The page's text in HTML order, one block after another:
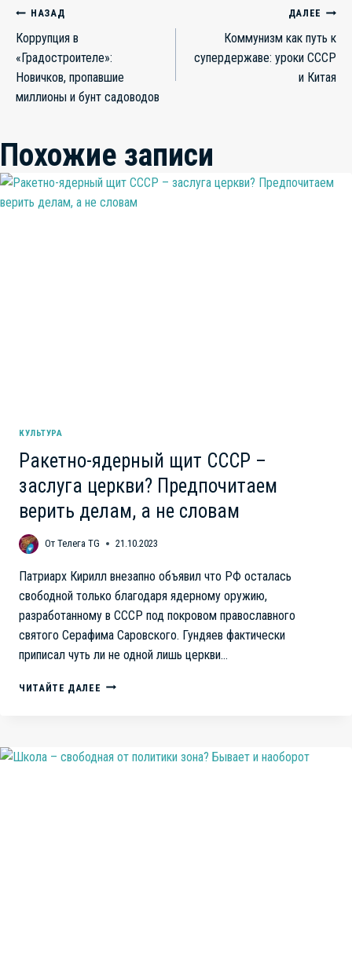
Навигация
по
записям
НАЗАД
Коррупция в
«Градостроителе»:
Новичков, пропавшие
миллионы и бунт садоводов
ДАЛЕЕ
Коммунизм как путь к
супердержаве: уроки СССР
и Китая
Похожие записи
КУЛЬТУРА
Ракетно-ядерный щит СССР –
заслуга церкви? Предпочитаем
верить делам, а не словам
От Телега TG 21.10.2023
Патриарх Кирилл внезапно объявил что РФ осталась
свободной только благодаря ядерному оружию,
разработанному в СССР под покровом православного
святого Серафима Саровского. Гундяев фактически
приписал чуть ли не одной лишь церкви…
ЧИТАЙТЕ ДАЛЕЕ РАКЕТНО-
ЗАСЛУГА